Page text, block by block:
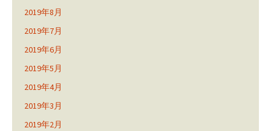
2019年8月
2019年7月
2019年6月
2019年5月
2019年4月
2019年3月
2019年2月